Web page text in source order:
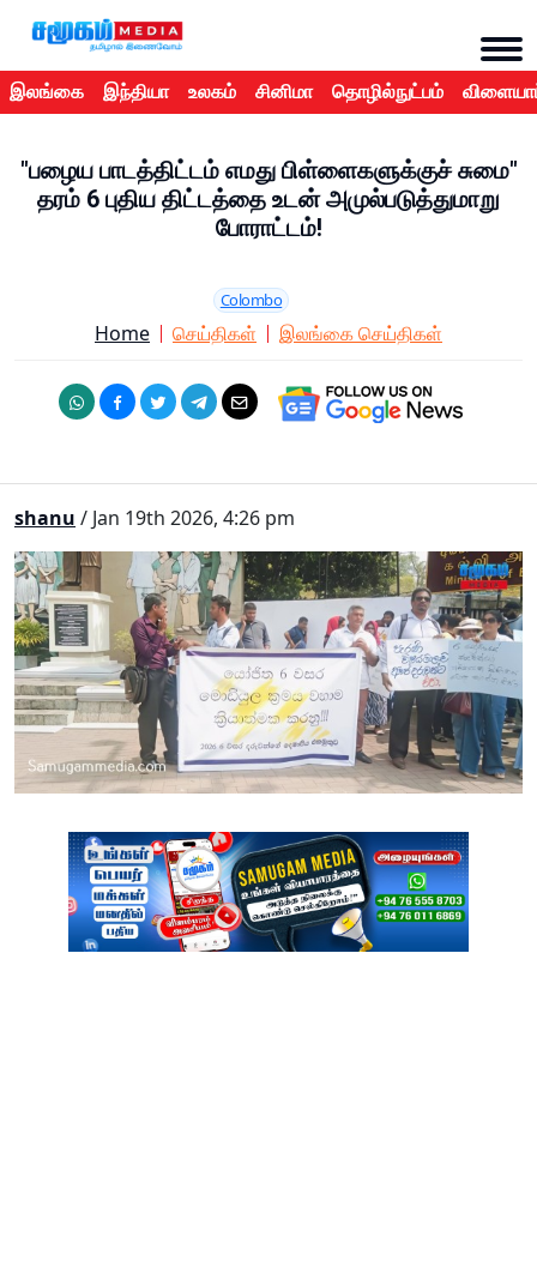
இலங்கை இந்தியா உலகம் சினிமா தொழில்நுட்பம்
"பழைய பாடத்திட்டம் எமது பிள்ளைகளுக்குச் சுமை"
தரம் 6 புதிய திட்டத்தை உடன் அமுல்படுத்துமாறு
போராட்டம்!
Colombo
Home செய்திகள் இலங்கை செய்திகள்
shanu / Jan 19th 2026, 4:26 pm